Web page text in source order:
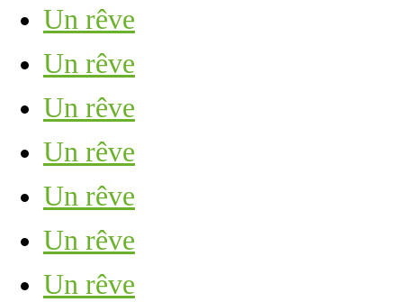
Un rêve
Un rêve
Un rêve
Un rêve
Un rêve
Un rêve
Un rêve